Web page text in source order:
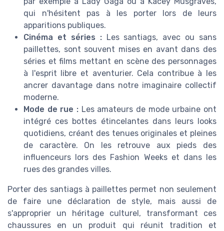
qui n'hésitent pas à les porter lors de leurs
apparitions publiques.
Cinéma et séries :Les santiags, avec ou sans
paillettes, sont souvent mises en avant dans des
séries et films mettant en scène des personnages
à l'esprit libre et aventurier. Cela contribue à les
ancrer davantage dans notre imaginaire collectif
moderne.
Mode de rue : Les amateurs de mode urbaine ont
intégré ces bottes étincelantes dans leurs looks
quotidiens, créant des tenues originales et pleines
de caractère. On les retrouve aux pieds des
influenceurs lors des Fashion Weeks et dans les
rues des grandes villes.
Porter des santiags à paillettes permet non seulement
de faire une déclaration de style, mais aussi de
s'approprier un héritage culturel, transformant ces
chaussures en un produit qui réunit tradition et